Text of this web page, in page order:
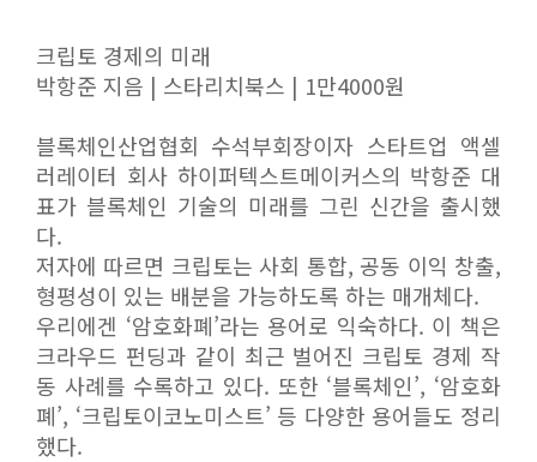
크립토 경제의 미래
박항준 지음 | 스타리치북스 | 1만4000원
블록체인산업협회 수석부회장이자 스타트업 액셀
러레이터 회사 하이퍼텍스트메이커스의 박항준 대
표가 블록체인 기술의 미래를 그린 신간을 출시했
다.
저자에 따르면 크립토는 사회 통합, 공동 이익 창출,
형평성이 있는 배분을 가능하도록 하는 매개체다.
우리에겐 ‘암호화폐’라는 용어로 익숙하다. 이 책은
크라우드 펀딩과 같이 최근 벌어진 크립토 경제 작
동 사례를 수록하고 있다. 또한 ‘블록체인’, ‘암호화
폐’, ‘크립토이코노미스트’ 등 다양한 용어들도 정리
했다.